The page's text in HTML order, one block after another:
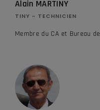
Alain MARTINY
TINY - TECHNICIEN
Membre du CA et Bureau